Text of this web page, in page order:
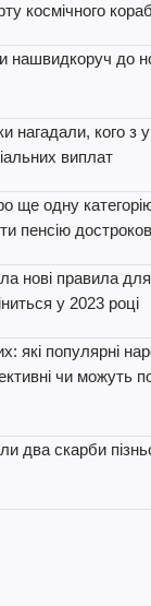
космічного
нашвидкоруч до
нагадали, кого з
виплат
ще одну категорію
пенсію
нові правила для
у 2023 році
які популярні
чи можуть
два скарби